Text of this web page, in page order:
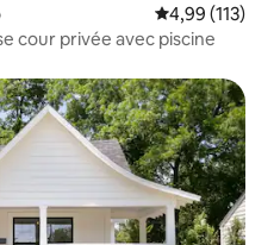
Évaluation
4,99 (113)
cour privée avec piscine